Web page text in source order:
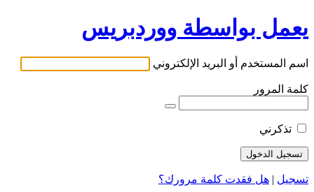
يعمل بواسطة ووردبريس
اسم المستخدم أو البريد الإلكتروني
كلمة المرور
تذكرني
تسجيل | هل فقدت كلمة مرورك؟